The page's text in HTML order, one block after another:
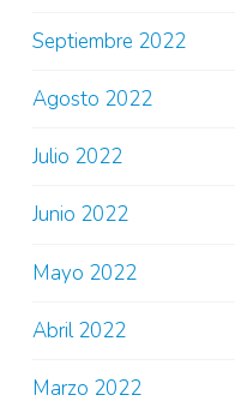
Septiembre 2022
Agosto 2022
Julio 2022
Junio 2022
Mayo 2022
Abril 2022
Marzo 2022